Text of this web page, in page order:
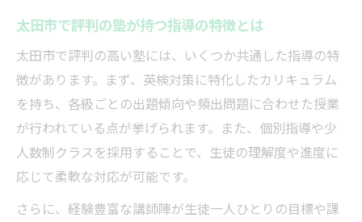
忙しい親子に合う塾の時間活用術とは
英検対策の成果が出る塾の取り組み例
定期テストと英検を両立させる塾活用術
塾で両立できる定期テストと英検対策法
塾のカリキュラムで成績と英検力向上へ
定期テスト対策塾の活かし方を解説
英検と学校授業を両立させる塾の工夫
太田市で評判の塾が持つ指導の特徴とは
太田市で評判の高い塾には、いくつか共通した指導の特
徴があります。まず、英検対策に特化したカリキュラム
を持ち、各級ごとの出題傾向や頻出問題に合わせた授業
が行われている点が挙げられます。また、個別指導や少
人数制クラスを採用することで、生徒の理解度や進度に
応じて柔軟な対応が可能です。
さらに、経験豊富な講師陣が生徒一人ひとりの目標や課